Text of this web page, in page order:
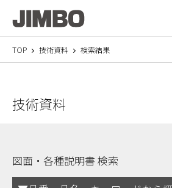
TOP 技術資料 検索結果
技術資料
図面・各種説明書 検索